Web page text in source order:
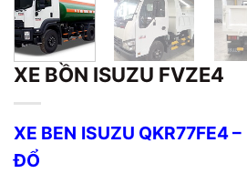
XE BỒN ISUZU FVZE4
XE BEN ISUZU QKR77FE4
ĐỔ